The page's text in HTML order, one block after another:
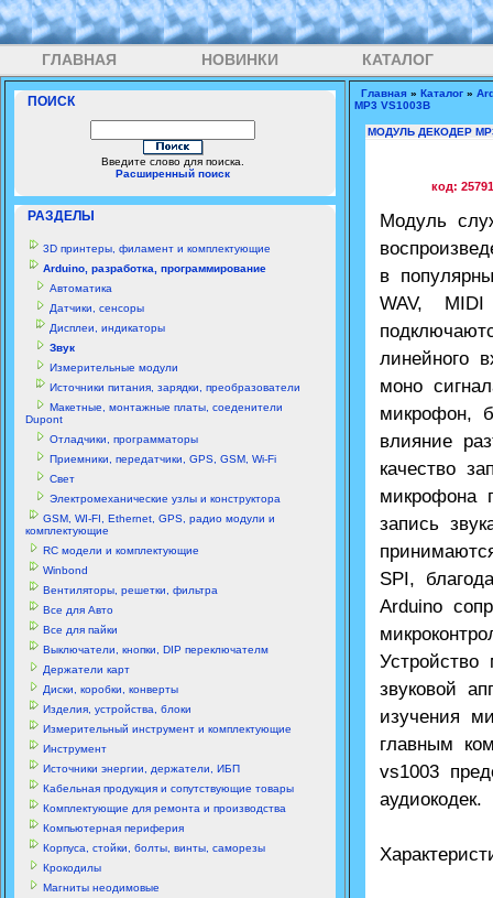
ГЛАВНАЯ НОВИНКИ КАТАЛОГ
ПОИСК
Введите слово для поиска.
Расширенный поиск
РАЗДЕЛЫ
3D принтеры, филамент и комплектующие
Arduino, разработка, программирование
Автоматика
Датчики, сенсоры
Дисплеи, индикаторы
Звук
Измерительные модули
Источники питания, зарядки, преобразователи
Макетные, монтажные платы, соеденители
Dupont
Отладчики, программаторы
Приемники, передатчики, GPS, GSM, Wi-Fi
Свет
Электромеханические узлы и конструктора
GSM, WI-FI, Ethernet, GPS, радио модули и
комплектующие
RC модели и комплектующие
Winbond
Вентиляторы, решетки, фильтра
Все для Авто
Все для пайки
Выключатели, кнопки, DIP переключателм
Держатели карт
Диски, коробки, конверты
Изделия, устройства, блоки
Измерительный инструмент и комплектующие
Инструмент
Источники энергии, держатели, ИБП
Кабельная продукция и сопутствующие товары
Комплектующие для ремонта и производства
Компьютерная периферия
Корпуса, стойки, болты, винты, саморезы
Крокодилы
Магниты неодимовые
Главная » Каталог »
MP3 VS1003B
МОДУЛЬ ДЕКОДЕР
код: 25791
Модуль
в
WAV,
линейного
моно
микрофон,
влияние
качество
микрофона
запись
SPI,
Arduino
звуковой
изучения
главным
vs1003
аудиокодек.